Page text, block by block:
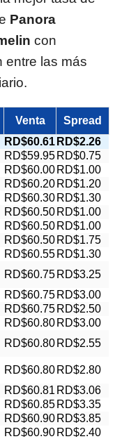
Panora
con
entre las más
Venta
Spread
RD$60.61 RD$2.26
RD$59.95 RD$0.75
RD$60.00 RD$1.00
RD$60.20 RD$1.20
RD$60.30 RD$1.30
RD$60.50 RD$1.00
RD$60.50 RD$1.00
RD$60.50 RD$1.75
RD$60.55 RD$1.30
RD$60.75 RD$3.25
RD$60.75 RD$3.00
RD$60.75 RD$2.50
RD$60.80 RD$3.00
RD$60.80 RD$2.55
RD$60.80 RD$2.80
RD$60.81 RD$3.06
RD$60.85 RD$3.35
RD$60.90 RD$3.85
RD$60.90 RD$2.40